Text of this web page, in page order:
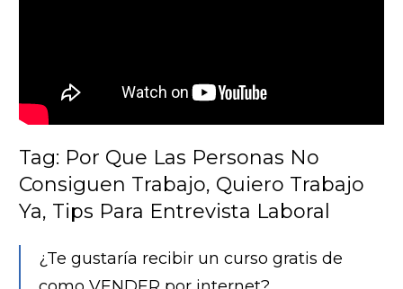
Tag: Por Que Las Personas No
Consiguen Trabajo, Quiero Trabajo
Ya, Tips Para Entrevista Laboral
¿Te gustaría recibir un curso gratis de